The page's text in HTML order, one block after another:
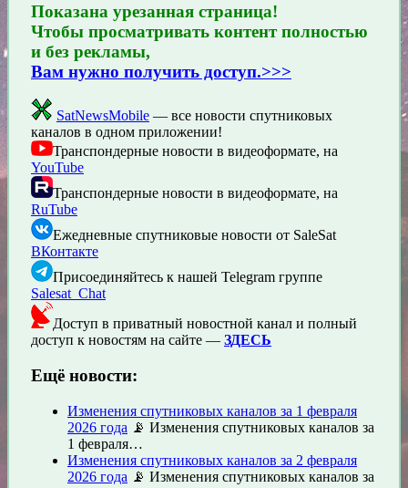
Показана урезанная страница!
Чтобы просматривать контент полностью
и без рекламы,
Вам нужно получить доступ.>>>
SatNewsMobile — все новости спутниковых
каналов в одном приложении!
Транспондерные новости в видеоформате, на
YouTube
Транспондерные новости в видеоформате, на
RuTube
Ежедневные спутниковые новости от SaleSat
ВКонтакте
Присоединяйтесь к нашей Telegram группе
Salesat_Chat
Доступ в приватный новостной канал и полный
доступ к новостям на сайте — ЗДЕСЬ
Ещё новости:
Изменения спутниковых каналов за 1 февраля
2026 года 📡 Изменения спутниковых каналов за
1 февраля…
Изменения спутниковых каналов за 2 февраля
2026 года 📡 Изменения спутниковых каналов за